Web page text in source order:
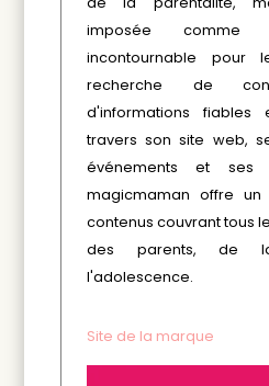
imposée comme
incontournable pour
recherche de
d'informations fiables
travers son site web,
événements et ses
magicmaman offre
contenus couvrant tous
des parents, de
l'adolescence.
Site de la marque